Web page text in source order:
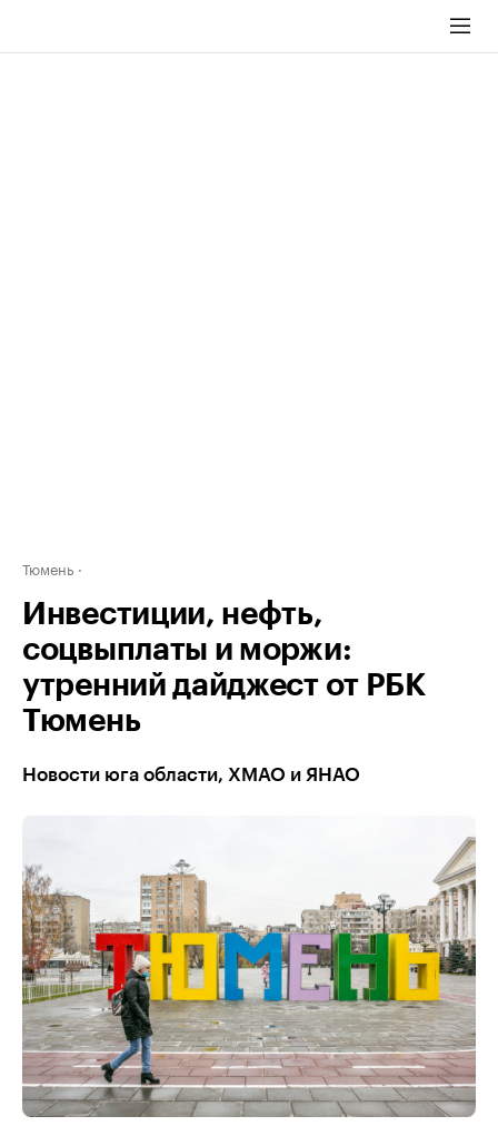
Тюмень
Инвестиции, нефть,
соцвыплаты и моржи:
утренний дайджест от РБК
Тюмень
Новости юга области, ХМАО и ЯНАО